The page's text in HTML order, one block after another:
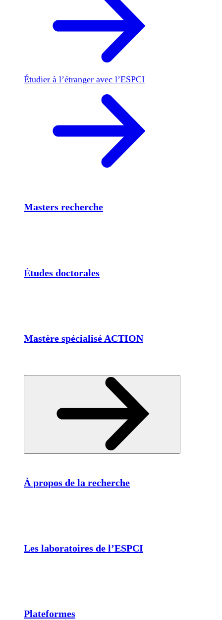
Étudier à l’étranger avec l’ESPCI
Masters recherche
Études doctorales
Mastère spécialisé ACTION
À propos de la recherche
Les laboratoires de l’ESPCI
Plateformes